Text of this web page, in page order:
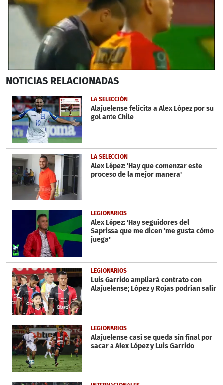
seconds
2
minutes,
55
seconds
NOTICIAS RELACIONADAS
LA SELECCIÓN
Alajuelense felicita a Alex López por su
gol ante Chile
LA SELECCIÓN
Alex López: 'Hay que comenzar este
proceso de la mejor manera'
LEGIONARIOS
Alex López: 'Hay seguidores del
Saprissa que me dicen 'me gusta cómo
juega''
LEGIONARIOS
Luis Garrido ampliará contrato con
Alajuelense; López y Rojas podrían salir
LEGIONARIOS
Alajuelense casi se queda sin final por
sacar a Alex López y Luis Garrido